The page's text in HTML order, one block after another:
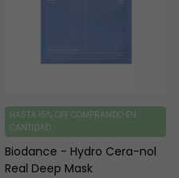
Biodance - Hydro Cera-nol
Real Deep Mask
HASTA 15% OFF COMPRANDO EN
CANTIDAD